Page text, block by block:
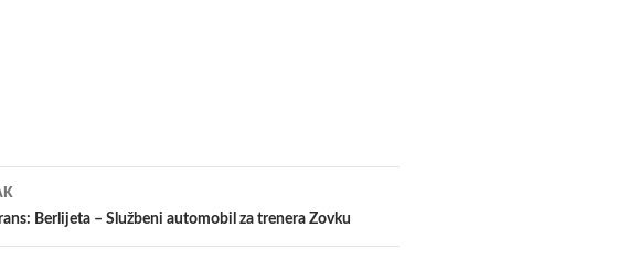
Berlijeta – Službeni automobil za trenera Zovku